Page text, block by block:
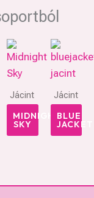
Jácint
MIDNIGHT
SKY
Jácint
BLUE
JACKET